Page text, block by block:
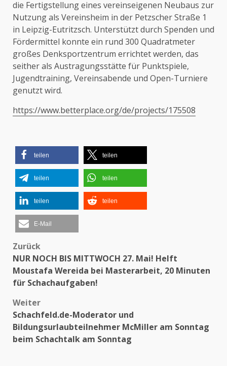
die Fertigstellung eines vereinseigenen Neubaus zur
Nutzung als Vereinsheim in der Petzscher Straße 1
in Leipzig-Eutritzsch. Unterstützt durch Spenden und
Fördermittel konnte ein rund 300 Quadratmeter
großes Denksportzentrum errichtet werden, das
seither als Austragungsstätte für Punktspiele,
Jugendtraining, Vereinsabende und Open-Turniere
genutzt wird.
https://www.betterplace.org/de/projects/175508
teilen teilen
teilen teilen
teilen teilen
E-Mail
Beitragsnavigation
Zurück
NUR NOCH BIS MITTWOCH 27. Mai! Helft
Moustafa Wereida bei Masterarbeit, 20 Minuten
für Schachaufgaben!
Weiter
Schachfeld.de-Moderator und
Bildungsurlaubteilnehmer McMiller am Sonntag
beim Schachtalk am Sonntag